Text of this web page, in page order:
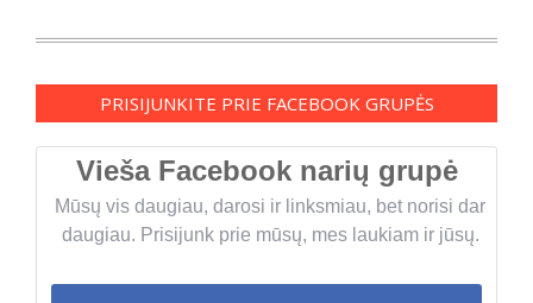
PRISIJUNKITE PRIE FACEBOOK GRUPĖS
Vieša Facebook narių grupė
Mūsų vis daugiau, darosi ir linksmiau, bet norisi dar
daugiau. Prisijunk prie mūsų, mes laukiam ir jūsų.